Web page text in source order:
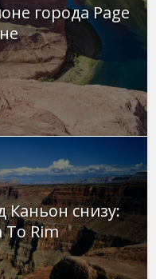
города Page
Каньон снизу:
Rim